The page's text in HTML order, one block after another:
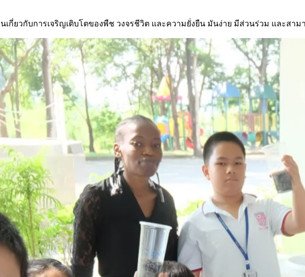
กี่ยวกับการเจริญเติบโตของพืช วงจรชีวิต และความยั่งยืน มันง่าย มีส่วนร่วม และสา